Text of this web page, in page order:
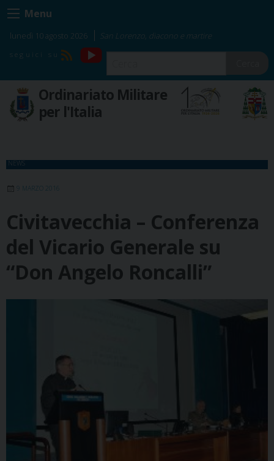
Skip
to
content
Menu
lunedì 10 agosto 2026 San Lorenzo, diacono e martire
RSS
YouTube
Ordinariato Militare
per l'Italia
NEWS
9 MARZO 2016
Civitavecchia – Conferenza
del Vicario Generale su
“Don Angelo Roncalli”